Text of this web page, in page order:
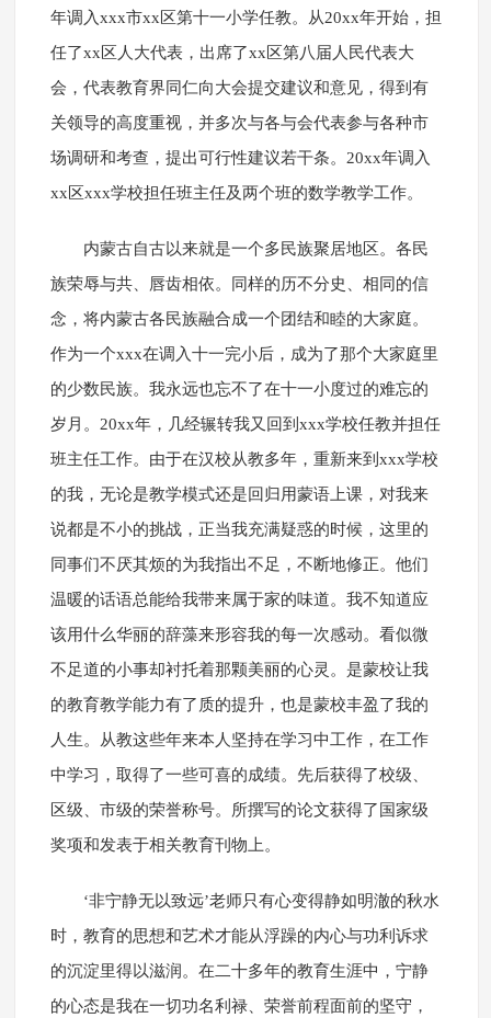
年调入xxx市xx区第十一小学任教。从20xx年开始，担
任了xx区人大代表，出席了xx区第八届人民代表大
会，代表教育界同仁向大会提交建议和意见，得到有
关领导的高度重视，并多次与各与会代表参与各种市
场调研和考查，提出可行性建议若干条。20xx年调入
xx区xxx学校担任班主任及两个班的数学教学工作。
内蒙古自古以来就是一个多民族聚居地区。各民
族荣辱与共、唇齿相依。同样的历不分史、相同的信
念，将内蒙古各民族融合成一个团结和睦的大家庭。
作为一个xxx在调入十一完小后，成为了那个大家庭里
的少数民族。我永远也忘不了在十一小度过的难忘的
岁月。20xx年，几经辗转我又回到xxx学校任教并担任
班主任工作。由于在汉校从教多年，重新来到xxx学校
的我，无论是教学模式还是回归用蒙语上课，对我来
说都是不小的挑战，正当我充满疑惑的时候，这里的
同事们不厌其烦的为我指出不足，不断地修正。他们
温暖的话语总能给我带来属于家的味道。我不知道应
该用什么华丽的辞藻来形容我的每一次感动。看似微
不足道的小事却衬托着那颗美丽的心灵。是蒙校让我
的教育教学能力有了质的提升，也是蒙校丰盈了我的
人生。从教这些年来本人坚持在学习中工作，在工作
中学习，取得了一些可喜的成绩。先后获得了校级、
区级、市级的荣誉称号。所撰写的论文获得了国家级
奖项和发表于相关教育刊物上。
‘非宁静无以致远’老师只有心变得静如明澈的秋水
时，教育的思想和艺术才能从浮躁的内心与功利诉求
的沉淀里得以滋润。在二十多年的教育生涯中，宁静
的心态是我在一切功名利禄、荣誉前程面前的坚守，